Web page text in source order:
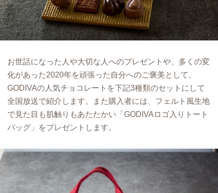
お世話になった人や大切な人へのプレゼントや、多くの変
化があった2020年を頑張った自分へのご褒美として、
GODIVAの人気チョコレートを下記3種類のセットにして
全国放送で紹介します。また購入者には、フェルト風生地
で見た目も肌触りもあたたかい「GODIVAロゴ入りトート
バッグ」をプレゼントします。